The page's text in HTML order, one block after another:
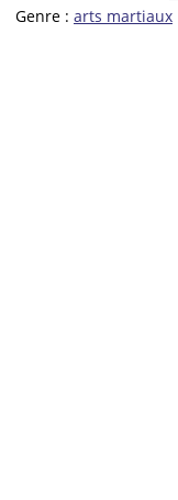
Genre : arts martiaux